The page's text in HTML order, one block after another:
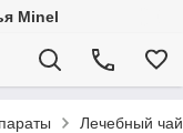
Minel
Лечебный